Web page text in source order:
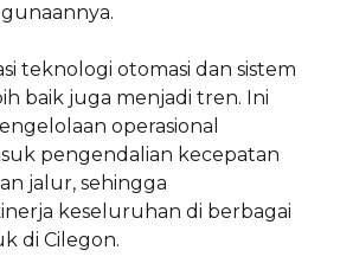
teknologi otomasi dan sistem
baik juga menjadi tren. Ini
operasional
pengendalian kecepatan
jalur, sehingga
keseluruhan di berbagai
di Cilegon.